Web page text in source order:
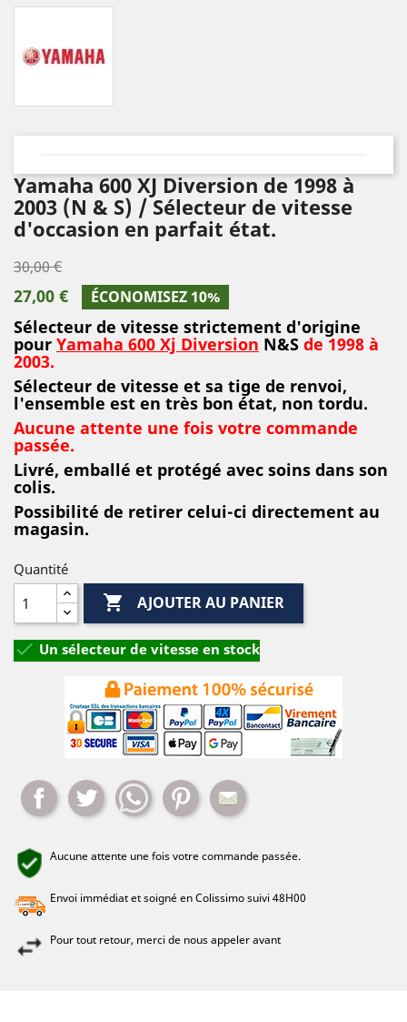
Yamaha 600 XJ Diversion de 1998 à
2003 (N & S) / Sélecteur de vitesse
d'occasion en parfait état.
30,00 €
27,00 € ÉCONOMISEZ 10%
Sélecteur de vitesse strictement d'origine
pour Yamaha 600 Xj Diversion N&S de 1998 à
2003.
Sélecteur de vitesse et sa tige de renvoi,
l'ensemble est en très bon état, non tordu.
Aucune attente une fois votre commande
passée.
Livré, emballé et protégé avec soins dans son
colis.
Possibilité de retirer celui-ci directement au
magasin.
Quantité
 AJOUTER AU PANIER
 Un sélecteur de vitesse en stock
Partager Tweet WhatsappPinterest
Aucune attente une fois votre commande passée.
Envoi immédiat et soigné en Colissimo suivi 48H00
Pour tout retour, merci de nous appeler avant